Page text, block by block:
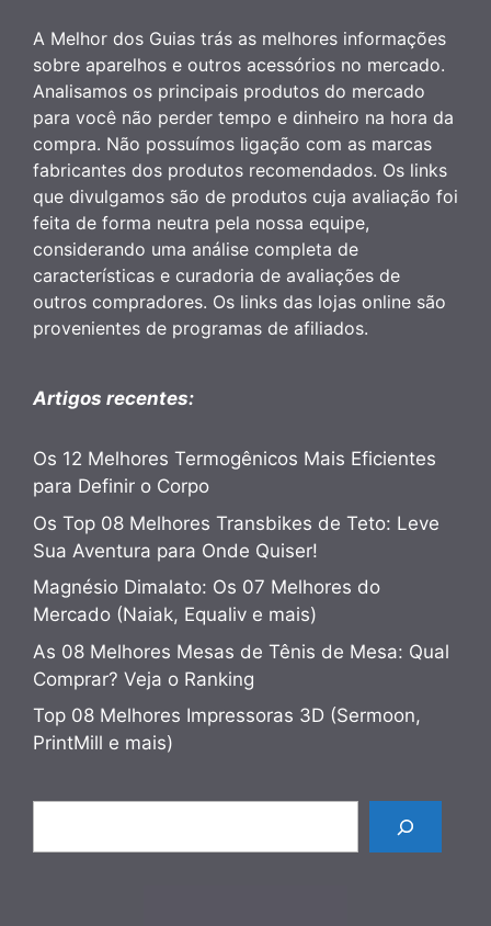
A Melhor dos Guias trás as melhores informações
sobre aparelhos e outros acessórios no mercado.
Analisamos os principais produtos do mercado
para você não perder tempo e dinheiro na hora da
compra. Não possuímos ligação com as marcas
fabricantes dos produtos recomendados. Os links
que divulgamos são de produtos cuja avaliação foi
feita de forma neutra pela nossa equipe,
considerando uma análise completa de
características e curadoria de avaliações de
outros compradores. Os links das lojas online são
provenientes de programas de afiliados.
Artigos recentes:
Os 12 Melhores Termogênicos Mais Eficientes
para Definir o Corpo
Os Top 08 Melhores Transbikes de Teto: Leve
Sua Aventura para Onde Quiser!
Magnésio Dimalato: Os 07 Melhores do
Mercado (Naiak, Equaliv e mais)
As 08 Melhores Mesas de Tênis de Mesa: Qual
Comprar? Veja o Ranking
Top 08 Melhores Impressoras 3D (Sermoon,
PrintMill e mais)